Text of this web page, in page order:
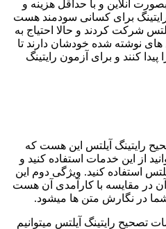
آنلاین و با حداقل هزینه و
برای کسانی سودمند هست
شرکت کردند و حالا احتیاج به
نوشته شده خودشان دارند تا
پیدا کنند و برای آزمون رایتینگ
رایتینگ آیلتس این هست که
از این خدمات استفاده کنید و
استفاده کنید. ویژگی دوم این
آن در مقایسه با کارآمدی آن هست
در نگارش متن ها میشود.
تصحیح رایتینگ آیلتس میتوانیم